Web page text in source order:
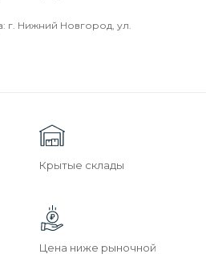
г. Нижний Новгород, ул.
Крытые склады
Цена ниже рыночной